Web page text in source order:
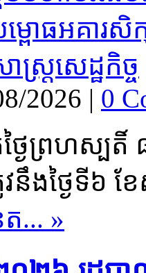
2026 | 0
ងៃព្រហស្ប
ង​ថ្ងៃ​ទី៦ ខ
... »